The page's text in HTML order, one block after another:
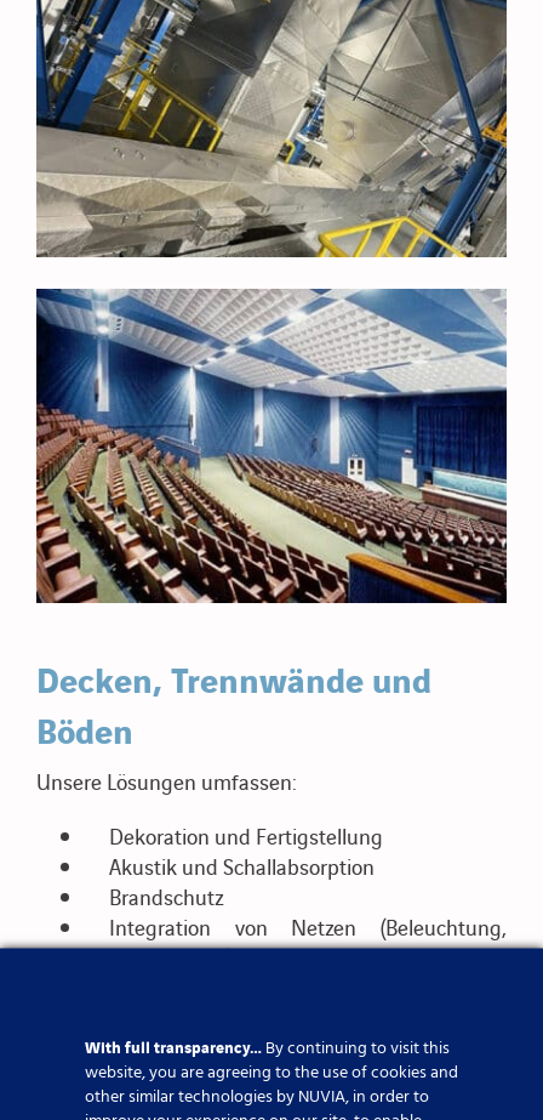
Decken, Trennwände und
Böden
Unsere Lösungen umfassen:
Dekoration und Fertigstellung
Akustik und Schallabsorption
Brandschutz
Integration von Netzen (Beleuchtung,
Lüftung usw.)
funktionale Umgebungen.
With full transparency… By continuing to visit this
website, you are agreeing to the use of cookies and
other similar technologies by NUVIA, in order to